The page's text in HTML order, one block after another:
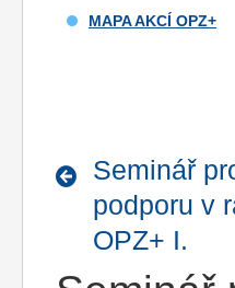
MAPA AKCÍ OPZ+
Seminář
podporu v
OPZ+ I.